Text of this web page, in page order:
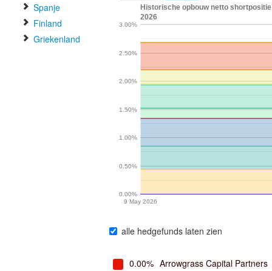
Spanje
Finland
Griekenland
Historische opbouw netto
2026
9 May 2026
0.00%
0.50%
1.00%
1.50%
2.00%
2.50%
3.00%
alle hedgefunds laten zien
0.00% Arrowgrass Capital Partners